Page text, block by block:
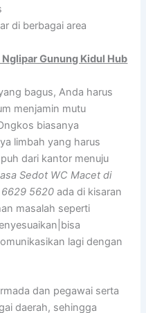
di berbagai area
Gunung Kidul Hub
bagus, Anda harus
menjamin mutu
biasanya
limbah yang harus
dari kantor menuju
Sedot WC Macet di
6629 5620 ada di kisaran
masalah seperti
lagi dengan
dan pegawai serta
daerah, sehingga